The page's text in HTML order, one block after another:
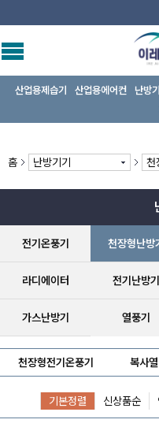
산업용제습기 산업용에어컨 난방
홈 난방기기 천
전기온풍기 천장형난방
라디에이터 전기난방기
가스난방기 열풍기
천장형전기온풍기 복사
기본정렬 신상품순